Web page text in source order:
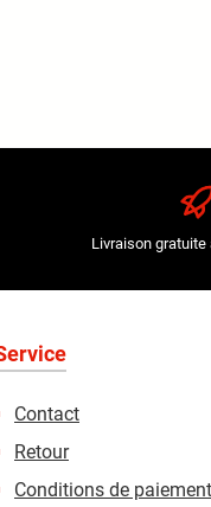
Livraison gratuite
Contact
Retour
Conditions de paiement